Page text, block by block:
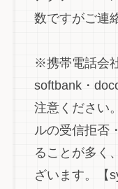
数ですがご連
※携帯電話会
softbank・
注意ください
ルの受信拒否
ることが多く
ざいます。【